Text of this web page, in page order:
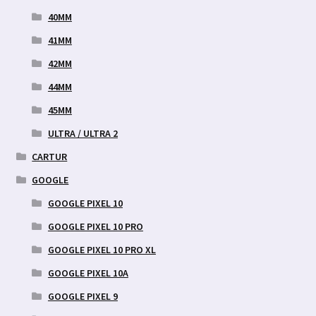
40MM
41MM
42MM
44MM
45MM
ULTRA / ULTRA 2
CARTUR
GOOGLE
GOOGLE PIXEL 10
GOOGLE PIXEL 10 PRO
GOOGLE PIXEL 10 PRO XL
GOOGLE PIXEL 10A
GOOGLE PIXEL 9